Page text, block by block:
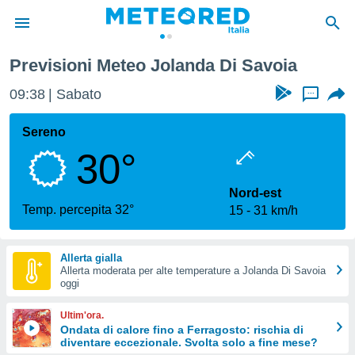
di
per
le
di
Web
le
Previsioni Meteo Jolanda Di Savoia
09:38 Sabato ...
Sereno
30°
Temp. percepita 32°
Nord-est
15
31 km/h
Allerta gialla
Allerta moderata per alte temperature a Jolanda Di Savoia
oggi
Ultim'ora.
Ondata di calore fino a Ferragosto: rischia di
diventare eccezionale. Svolta solo a fine mese?